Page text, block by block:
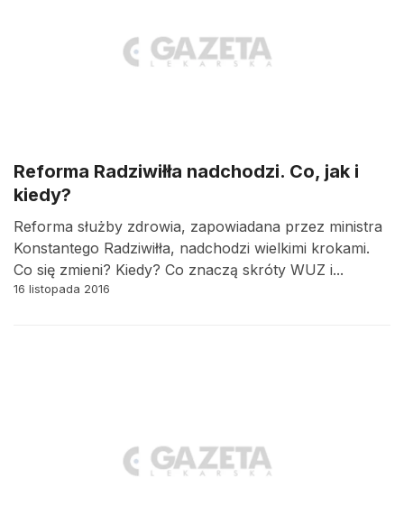
Reforma Radziwiłła nadchodzi. Co, jak i
kiedy?
Reforma służby zdrowia, zapowiadana przez ministra
Konstantego Radziwiłła, nadchodzi wielkimi krokami.
Co się zmieni? Kiedy? Co znaczą skróty WUZ i...
16 listopada 2016